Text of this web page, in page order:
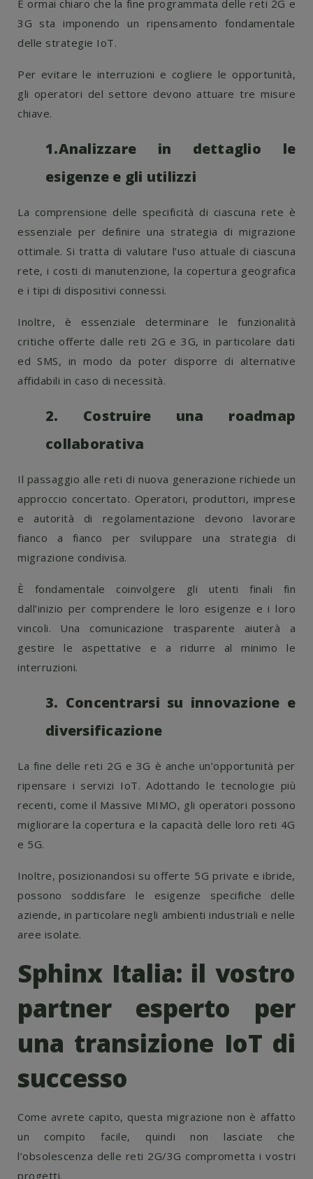
È ormai chiaro che la fine programmata delle reti 2G e
3G sta imponendo un ripensamento fondamentale
delle strategie IoT.
Per evitare le interruzioni e cogliere le opportunità,
gli operatori del settore devono attuare tre misure
chiave.
1.Analizzare in dettaglio le
esigenze e gli utilizzi
La comprensione delle specificità di ciascuna rete è
essenziale per definire una strategia di migrazione
ottimale. Si tratta di valutare l’uso attuale di ciascuna
rete, i costi di manutenzione, la copertura geografica
e i tipi di dispositivi connessi.
Inoltre, è essenziale determinare le funzionalità
critiche offerte dalle reti 2G e 3G, in particolare dati
ed SMS, in modo da poter disporre di alternative
affidabili in caso di necessità.
2. Costruire una roadmap
collaborativa
Il passaggio alle reti di nuova generazione richiede un
approccio concertato. Operatori, produttori, imprese
e autorità di regolamentazione devono lavorare
fianco a fianco per sviluppare una strategia di
migrazione condivisa.
È fondamentale coinvolgere gli utenti finali fin
dall’inizio per comprendere le loro esigenze e i loro
vincoli. Una comunicazione trasparente aiuterà a
gestire le aspettative e a ridurre al minimo le
interruzioni.
3. Concentrarsi su innovazione e
diversificazione
La fine delle reti 2G e 3G è anche un’opportunità per
ripensare i servizi IoT. Adottando le tecnologie più
recenti, come il Massive MIMO, gli operatori possono
migliorare la copertura e la capacità delle loro reti 4G
e 5G.
Inoltre, posizionandosi su offerte 5G private e ibride,
possono soddisfare le esigenze specifiche delle
aziende, in particolare negli ambienti industriali e nelle
aree isolate.
Sphinx Italia: il vostro
partner esperto per
una transizione IoT di
successo
Come avrete capito, questa migrazione non è affatto
un compito facile, quindi non lasciate che
l’obsolescenza delle reti 2G/3G comprometta i vostri
progetti.